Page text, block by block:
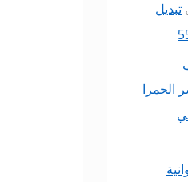
تبديل